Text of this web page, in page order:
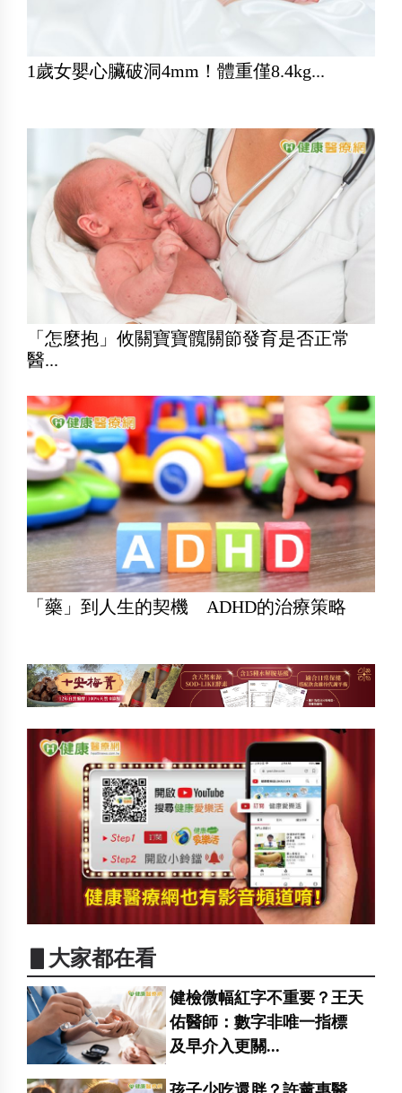
1歲女嬰心臟破洞4mm！體重僅8.4kg...
「怎麼抱」攸關寶寶髖關節發育是否正常
醫...
「藥」到人生的契機 ADHD的治療策略
▋大家都在看
健檢微幅紅字不重要？王天
佑醫師：數字非唯一指標
及早介入更關...